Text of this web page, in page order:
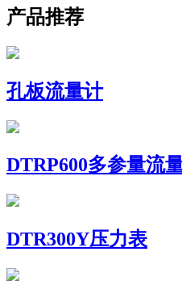
产品推荐
孔板流量计
DTRP600多参量流
DTR300Y压力表